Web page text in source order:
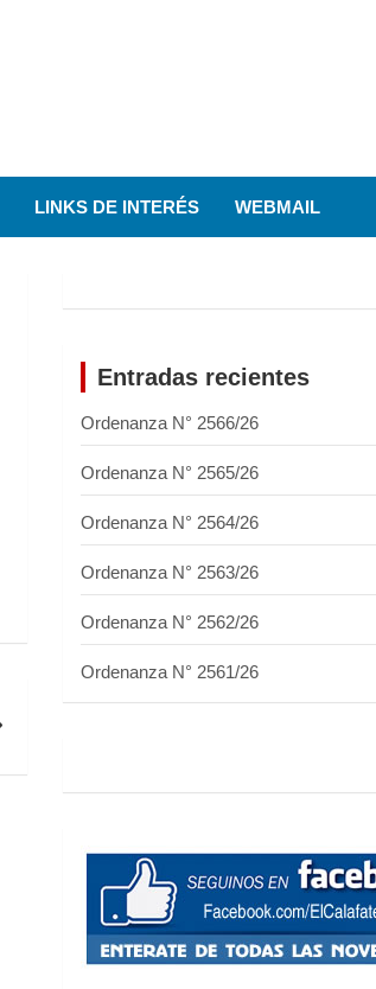
LINKS DE INTERÉS WEBMAIL
Entradas recientes
Ordenanza N° 2566/26
Ordenanza N° 2565/26
Ordenanza N° 2564/26
Ordenanza N° 2563/26
Ordenanza N° 2562/26
Ordenanza N° 2561/26